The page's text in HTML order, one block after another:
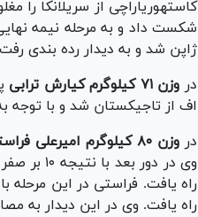
ژاپن شد و به دیدار رده بندی
در وزن ۷۱ کیلوگرم کیارش ترابی
اف از تاجیکستان شد و با
در وزن ۸۰ کیلوگرم امیرعلی فراستی
وی در
راه یافت. وی در این دیدار به